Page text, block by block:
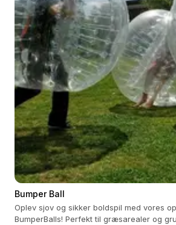
Bumper Ball
Oplev sjov og sikker boldspil med vores
BumperBalls! Perfekt til græsarealer og